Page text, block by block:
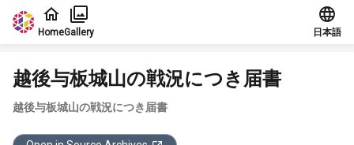
Jump to main content
HomeGallery 日本語
越後与板城山の戦況につき届書
越後与板城山の戦況につき届書